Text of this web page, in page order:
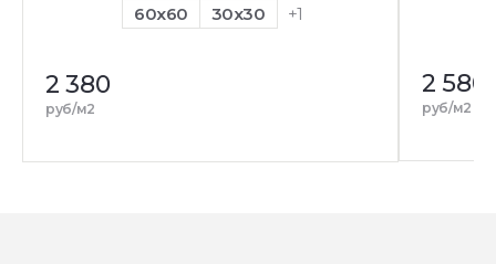
60x60 30x30 +1
2 380
руб/м2
2 580
руб/м2